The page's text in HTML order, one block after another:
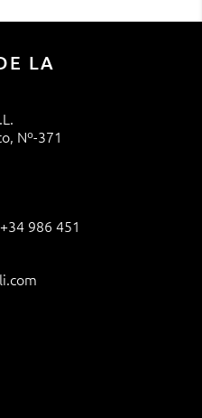
LA
Nº-371
986 451